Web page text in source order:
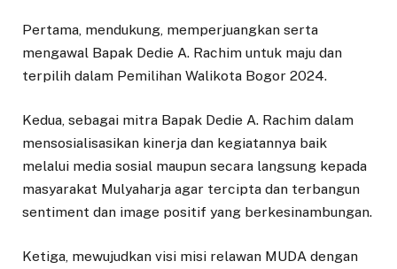
Pertama, mendukung, memperjuangkan serta
mengawal Bapak Dedie A. Rachim untuk maju dan
terpilih dalam Pemilihan Walikota Bogor 2024.
Kedua, sebagai mitra Bapak Dedie A. Rachim dalam
mensosialisasikan kinerja dan kegiatannya baik
melalui media sosial maupun secara langsung kepada
masyarakat Mulyaharja agar tercipta dan terbangun
sentiment dan image positif yang berkesinambungan.
Ketiga, mewujudkan visi misi relawan MUDA dengan